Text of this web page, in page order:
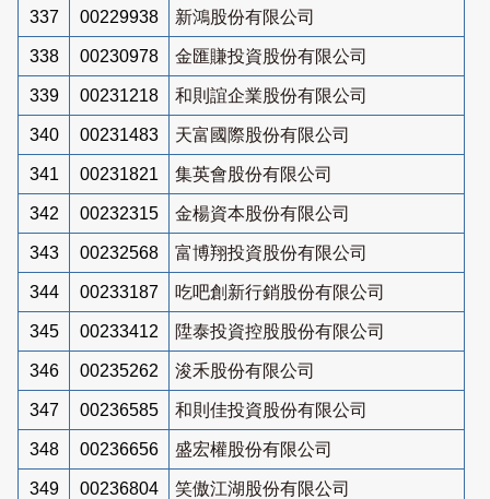
337 00229938 新鴻股份有限公司
338 00230978 金匯賺投資股份有限公司
339 00231218 和則誼企業股份有限公司
340 00231483 天富國際股份有限公司
341 00231821 集英會股份有限公司
342 00232315 金楊資本股份有限公司
343 00232568 富博翔投資股份有限公司
344 00233187 吃吧創新行銷股份有限公司
345 00233412 陞泰投資控股股份有限公司
346 00235262 浚禾股份有限公司
347 00236585 和則佳投資股份有限公司
348 00236656 盛宏權股份有限公司
349 00236804 笑傲江湖股份有限公司